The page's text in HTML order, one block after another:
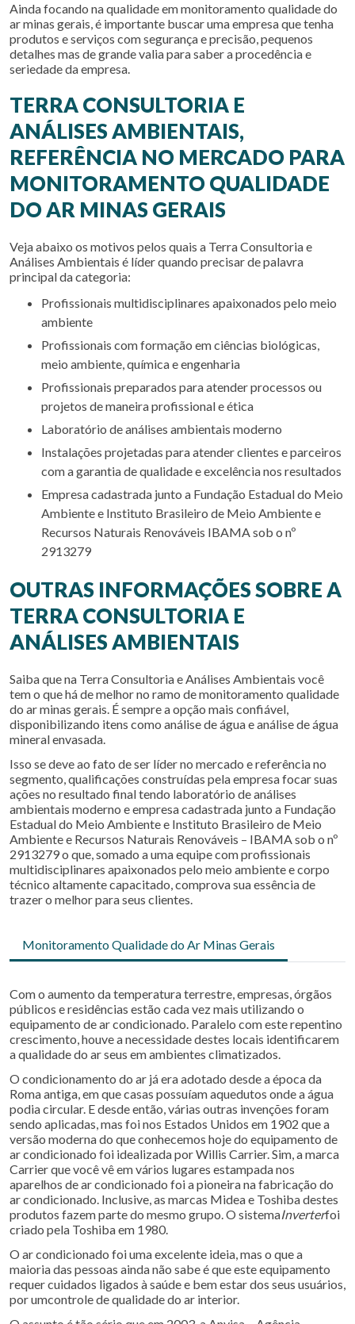
Ainda focando na qualidade emmonitoramento qualidade do
ar minas gerais, é importante buscar uma empresa que tenha
produtos e serviços com segurança e precisão, pequenos
detalhes mas de grande valia para saber a procedência e
seriedade da empresa.
TERRA CONSULTORIA E
ANÁLISES AMBIENTAIS,
REFERÊNCIA NO MERCADO PARA
MONITORAMENTO QUALIDADE
DO AR MINAS GERAIS
Veja abaixo os motivos pelos quais a Terra Consultoria e
Análises Ambientais é líder quando precisar de palavra
principal da categoria:
profissionais multidisciplinares apaixonados pelo meio
ambiente
profissionais com formação em ciências biológicas,
meio ambiente, química e engenharia
profissionais preparados para atender processos ou
projetos de maneira profissional e ética
laboratório de análises ambientais moderno
instalações projetadas para atender clientes e parceiros
com a garantia de qualidade e excelência nos resultados
empresa cadastrada junto a Fundação Estadual do Meio
Ambiente e Instituto Brasileiro de Meio Ambiente e
Recursos Naturais Renováveis IBAMA sob o nº
2913279
OUTRAS INFORMAÇÕES SOBRE A
TERRA CONSULTORIA E
ANÁLISES AMBIENTAIS
Saiba que na Terra Consultoria e Análises Ambientais você
tem o que há de melhor no ramo demonitoramento qualidade
do ar minas gerais. É sempre a opção mais confiável,
disponibilizando itens como análise de água e análise de água
mineral envasada.
Isso se deve ao fato de ser líder no mercado e referência no
segmento, qualificações construídas pela empresa focar suas
ações no resultado final tendo laboratório de análises
ambientais moderno e empresa cadastrada junto a Fundação
Estadual do Meio Ambiente e Instituto Brasileiro de Meio
Ambiente e Recursos Naturais Renováveis – IBAMA sob o nº
2913279 o que, somado a uma equipe com profissionais
multidisciplinares apaixonados pelo meio ambiente e corpo
técnico altamente capacitado, comprova sua essência de
trazer o melhor para seus clientes.
Monitoramento Qualidade do Ar Minas Gerais
Com o aumento da temperatura terrestre, empresas, órgãos
públicos e residências estão cada vez mais utilizando o
equipamento de ar condicionado. Paralelo com este repentino
crescimento, houve a necessidade destes locais identificarem
a qualidade do ar seus em ambientes climatizados.
O condicionamento do ar já era adotado desde a época da
Roma antiga, em que casas possuíam aquedutos onde a água
podia circular. E desde então, várias outras invenções foram
sendo aplicadas, mas foi nos Estados Unidos em 1902 que a
versão moderna do que conhecemos hoje do equipamento de
ar condicionado foi idealizada por Willis Carrier. Sim, a marca
Carrier que você vê em vários lugares estampada nos
aparelhos de ar condicionado foi a pioneira na fabricação do
ar condicionado. Inclusive, as marcas Midea e Toshiba destes
produtos fazem parte do mesmo grupo. O sistemaInverterfoi
criado pela Toshiba em 1980.
O ar condicionado foi uma excelente ideia, mas o que a
maioria das pessoas ainda não sabe é que este equipamento
requer cuidados ligados à saúde e bem estar dos seus usuários,
por umcontrole de qualidade do ar interior.